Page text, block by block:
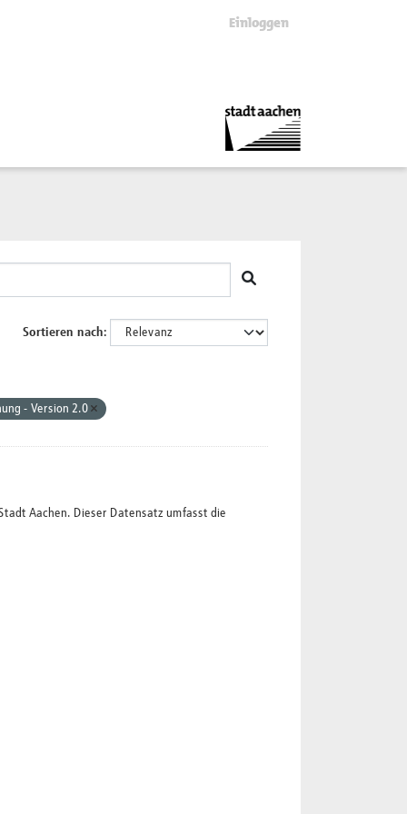
Einloggen
Sortieren nach
- Version 2.0
Aachen. Dieser Datensatz umfasst die